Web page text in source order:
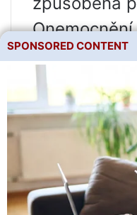
malých, 0,5
oranžových
Jehličí
Při prvních
větve
rostliny
SPONSORED CONTENT